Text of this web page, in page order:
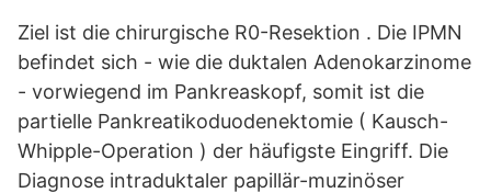
Ziel ist die chirurgische R0-Resektion . Die IPMN
befindet sich - wie die duktalen Adenokarzinome
- vorwiegend im Pankreaskopf, somit ist die
partielle Pankreatikoduodenektomie ( Kausch-
Whipple-Operation ) der häufigste Eingriff. Die
Diagnose intraduktaler papillär-muzinöser